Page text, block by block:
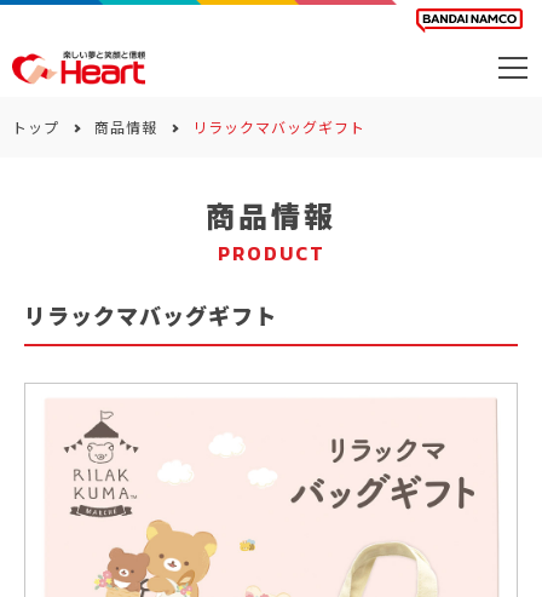
サステナビリティ
トップ 商品情報 リラックマバッグギフト
商品情報
PRODUCT
リラックマバッグギフト